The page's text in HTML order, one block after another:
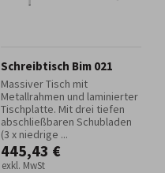
Schreibtisch Bim 021
Massiver Tisch mit
Metallrahmen und laminierter
Tischplatte. Mit drei tiefen
abschließbaren Schubladen
(3 x niedrige ...
445,43 €
exkl. MwSt